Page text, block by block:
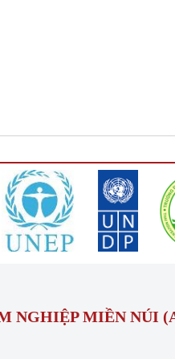
NGHIỆP MIỀN NÚI